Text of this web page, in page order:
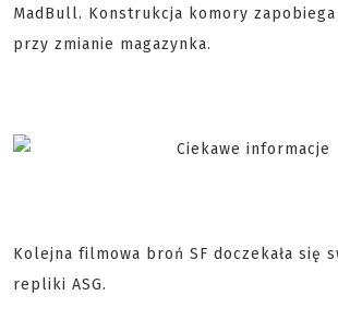
MadBull. Konstrukcja komory
przy zmianie magazynka.
Kolejna filmowa broń SF doczekała się
repliki ASG.